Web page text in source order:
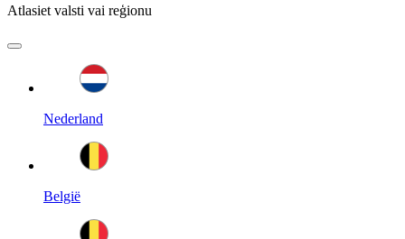
Atlasiet valsti vai reģionu
Nederland
België